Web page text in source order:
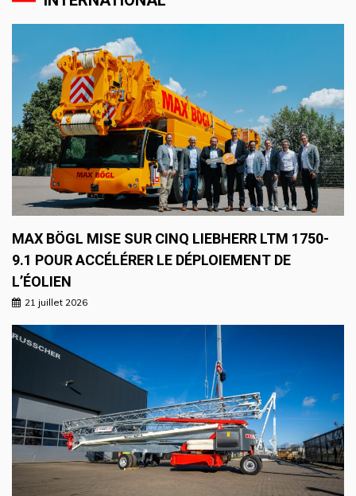
MAX BÖGL MISE SUR CINQ LIEBHERR LTM 1750-
9.1 POUR ACCÉLÉRER LE DÉPLOIEMENT DE
L’ÉOLIEN
21 juillet 2026